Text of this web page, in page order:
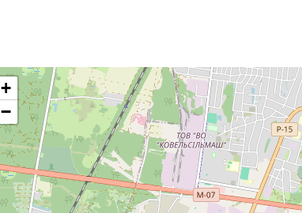
+
−